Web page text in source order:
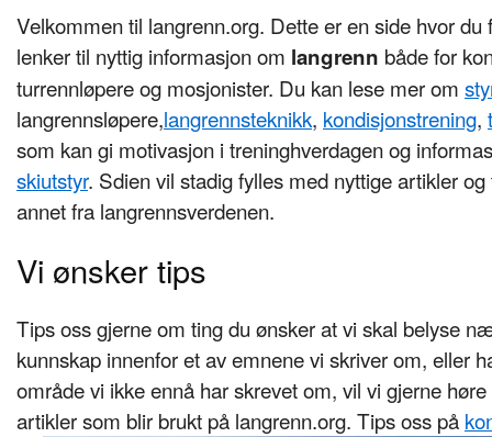
Velkommen til langrenn.org. Dette er en side hvor du
lenker til nyttig informasjon om langrenn både for
turrennløpere og mosjonister. Du kan lese mer om
langrennsløpere,langrennsteknikk, kondisjonstrening,
som kan gi motivasjon i treninghverdagen og
skiutstyr. Sdien vil stadig fylles med nyttige artikler
annet fra langrennsverdenen.
Vi ønsker tips
Tips oss gjerne om ting du ønsker at vi skal belyse
kunnskap innenfor et av emnene vi skriver om, eller
område vi ikke ennå har skrevet om, vil vi gjerne
artikler som blir brukt på langrenn.org. Tips oss på